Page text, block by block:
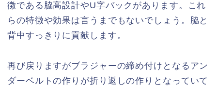
徴である脇高設計やU字バックがあります。これ
らの特徴や効果は言うまでもないでしょう。脇と
背中すっきりに貢献します。
再び戻りますがブラジャーの締め付けとなるアン
ダーベルトの作りが折り返しの作りとなっていて